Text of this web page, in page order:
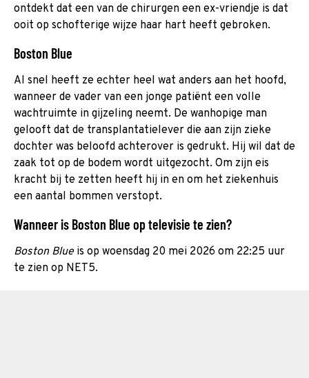
ontdekt dat een van de chirurgen een ex-vriendje is dat
ooit op schofterige wijze haar hart heeft gebroken.
Boston Blue
Al snel heeft ze echter heel wat anders aan het hoofd,
wanneer de vader van een jonge patiënt een volle
wachtruimte in gijzeling neemt. De wanhopige man
gelooft dat de transplantatielever die aan zijn zieke
dochter was beloofd achterover is gedrukt. Hij wil dat de
zaak tot op de bodem wordt uitgezocht. Om zijn eis
kracht bij te zetten heeft hij in en om het ziekenhuis
een aantal bommen verstopt.
Wanneer is Boston Blue op televisie te zien?
Boston Blueis op woensdag 20 mei 2026 om 22:25 uur
te zien op NET5.